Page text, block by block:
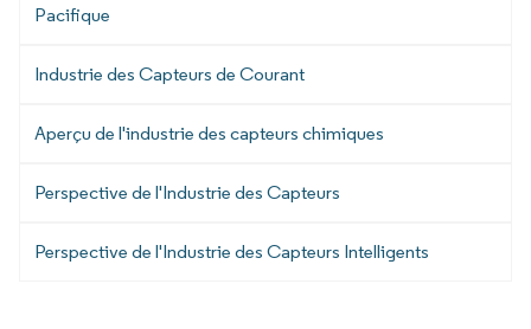
Pacifique
Industrie des Capteurs de Courant
Aperçu de l'industrie des capteurs chimiques
Perspective de l'Industrie des Capteurs
Perspective de l'Industrie des Capteurs Intelligents